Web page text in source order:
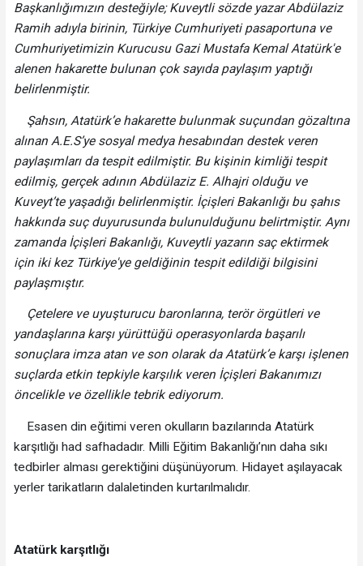
Başkanlığımızın desteğiyle; Kuveytli sözde yazar Abdülaziz
Ramih adıyla birinin, Türkiye Cumhuriyeti pasaportuna ve
Cumhuriyetimizin Kurucusu Gazi Mustafa Kemal Atatürk'e
alenen hakarette bulunan çok sayıda paylaşım yaptığı
belirlenmiştir.
Şahsın, Atatürk’e hakarette bulunmak suçundan gözaltına
alınan A.E.S’ye sosyal medya hesabından destek veren
paylaşımları da tespit edilmiştir. Bu kişinin kimliği tespit
edilmiş, gerçek adının Abdülaziz E. Alhajri olduğu ve
Kuveyt’te yaşadığı belirlenmiştir. İçişleri Bakanlığı bu şahıs
hakkında suç duyurusunda bulunulduğunu belirtmiştir. Aynı
zamanda İçişleri Bakanlığı, Kuveytli yazarın saç ektirmek
için iki kez Türkiye'ye geldiğinin tespit edildiği bilgisini
paylaşmıştır.
Çetelere ve uyuşturucu baronlarına, terör örgütleri ve
yandaşlarına karşı yürüttüğü operasyonlarda başarılı
sonuçlara imza atan ve son olarak da Atatürk’e karşı işlenen
suçlarda etkin tepkiyle karşılık veren İçişleri Bakanımızı
öncelikle ve özellikle tebrik ediyorum.
Esasen din eğitimi veren okulların bazılarında Atatürk
karşıtlığı had safhadadır. Milli Eğitim Bakanlığı’nın daha sıkı
tedbirler alması gerektiğini düşünüyorum. Hidayet aşılayacak
yerler tarikatların dalaletinden kurtarılmalıdır.
Atatürk karşıtlığı